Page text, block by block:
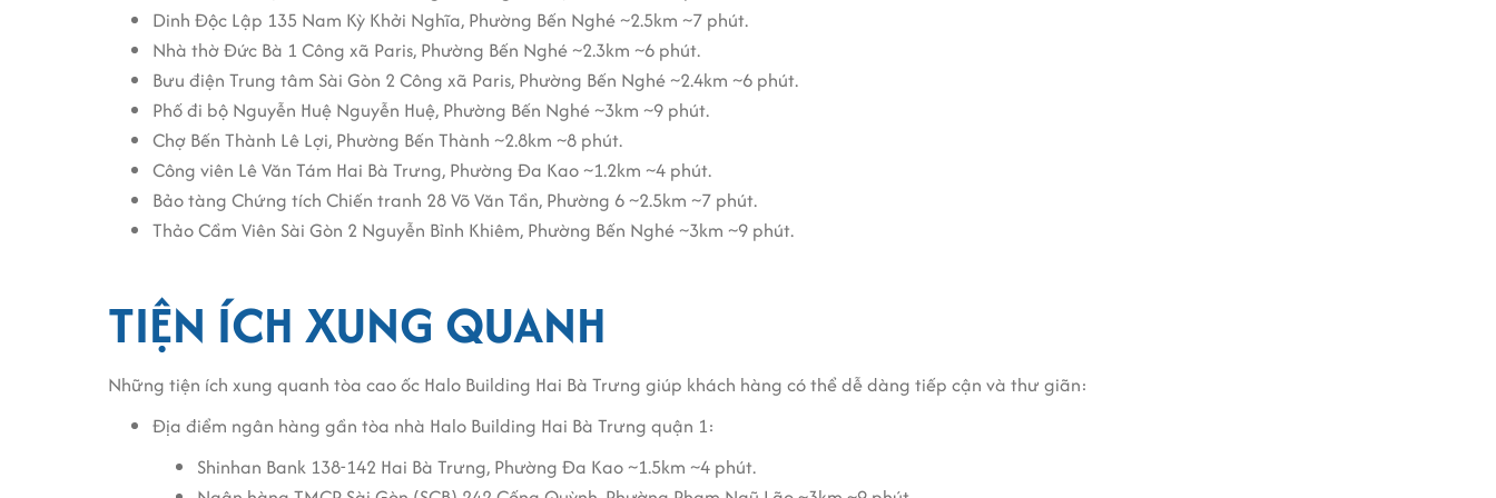
Dinh Độc Lập 135 Nam Kỳ Khởi Nghĩa, Phường Bến Nghé ~2.5km ~7 phút.
Nhà thờ Đức Bà 1 Công xã Paris, Phường Bến Nghé ~2.3km ~6 phút.
Bưu điện Trung tâm Sài Gòn 2 Công xã Paris, Phường Bến Nghé ~2.4km ~6 phút.
Phố đi bộ Nguyễn Huệ Nguyễn Huệ, Phường Bến Nghé ~3km ~9 phút.
Chợ Bến Thành Lê Lợi, Phường Bến Thành ~2.8km ~8 phút.
Công viên Lê Văn Tám Hai Bà Trưng, Phường Đa Kao ~1.2km ~4 phút.
Bảo tàng Chứng tích Chiến tranh 28 Võ Văn Tần, Phường 6 ~2.5km ~7 phút.
Thảo Cầm Viên Sài Gòn 2 Nguyễn Bỉnh Khiêm, Phường Bến Nghé ~3km ~9 phút.
TIỆN ÍCH XUNG QUANH
Những tiện ích xung quanh tòa cao ốc Halo Building Hai Bà Trưng giúp khách hàng có thể dễ dàng tiếp cận và thư giãn:
Địa điểm ngân hàng gần tòa nhà Halo Building Hai Bà Trưng quận 1:
Shinhan Bank 138-142 Hai Bà Trưng, Phường Đa Kao ~1.5km ~4 phút.